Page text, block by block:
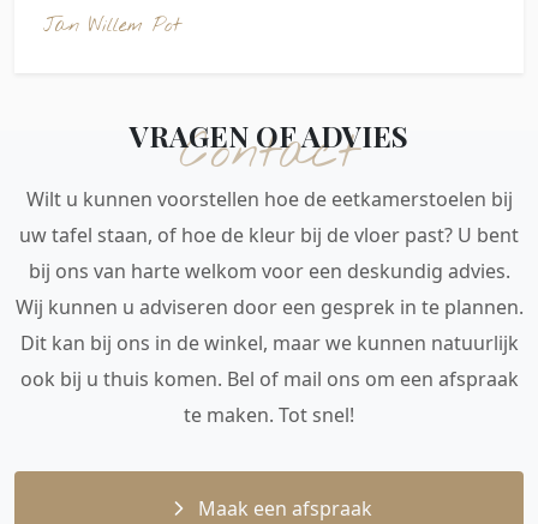
Jan Willem Pot
Contact
VRAGEN OF ADVIES
Wilt u kunnen voorstellen hoe de eetkamerstoelen bij
uw tafel staan, of hoe de kleur bij de vloer past? U bent
bij ons van harte welkom voor een deskundig advies.
Wij kunnen u adviseren door een gesprek in te plannen.
Dit kan bij ons in de winkel, maar we kunnen natuurlijk
ook bij u thuis komen. Bel of mail ons om een afspraak
te maken. Tot snel!
Maak een afspraak